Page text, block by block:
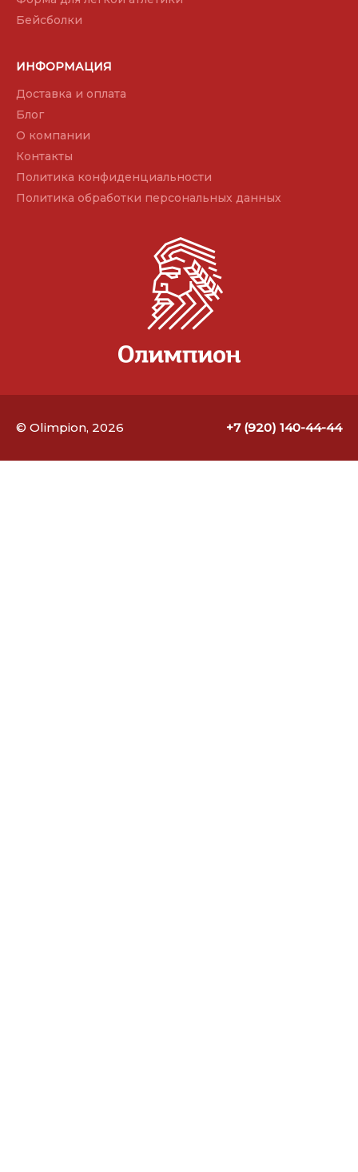
Бейсболки
ИНФОРМАЦИЯ
Доставка и оплата
Блог
О компании
Контакты
Политика конфиденциальности
Политика обработки персональных данных
© Olimpion, 2026 +7 (920) 140-44-44